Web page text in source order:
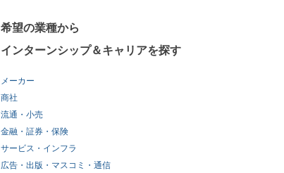
希望の業種から
インターンシップ＆キャリアを探す
メーカー
商社
流通・小売
金融・証券・保険
サービス・インフラ
広告・出版・マスコミ・通信